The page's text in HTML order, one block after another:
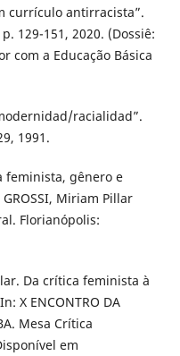
currículo antirracista”.
129-151, 2020. (Dossiê:
com a Educação Básica
racialidad”.
1991.
feminista, gênero e
Miriam Pillar
Florianópolis:
Da crítica feminista à
X ENCONTRO DA
Mesa Crítica
em